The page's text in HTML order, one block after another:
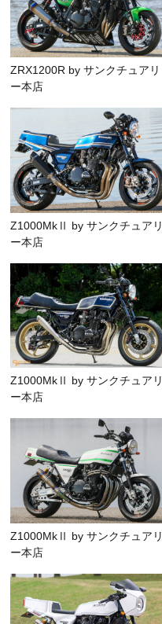
ZRX1200R by サンクチュアリ
ー本店
Z1000MkⅡ by サンクチュアリ
ー本店
Z1000MkⅡ by サンクチュアリ
ー本店
Z1000MkⅡ by サンクチュアリ
ー本店